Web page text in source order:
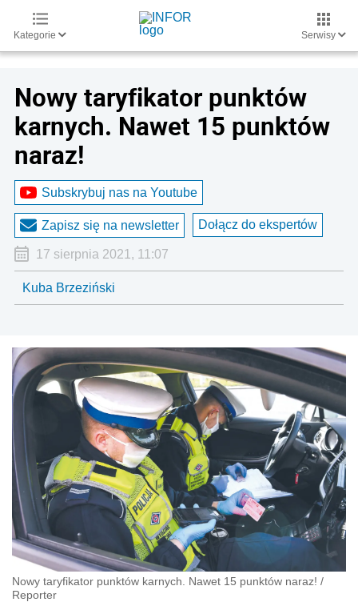
Kategorie Serwisy
Nowy taryfikator punktów
karnych. Nawet 15 punktów
naraz!
Subskrybuj nas na Youtube
Zapisz się na newsletter Dołącz do ekspertów
17 sierpnia 2021, 11:07
Kuba Brzeziński
Nowy taryfikator punktów karnych. Nawet 15 punktów naraz! /
Reporter